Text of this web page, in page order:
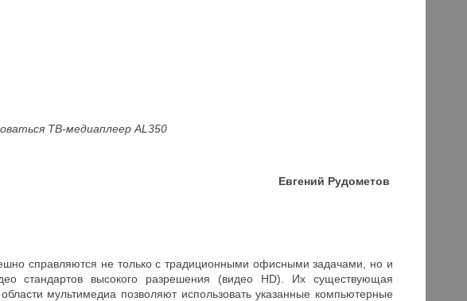
TB-медиаплеер AL350
Евгений Рудометов
справляются не только с традиционными офисными задачами, но и
стандартов высокого разрешения (видео HD). Их существующая
мультимедиа позволяют использовать указанные компьютерные